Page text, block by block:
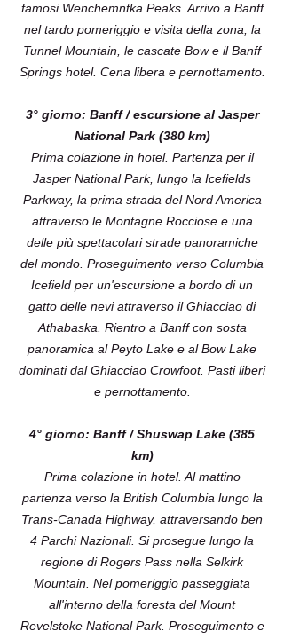
famosi Wenchemntka Peaks. Arrivo a Banff
nel tardo pomeriggio e visita della zona, la
Tunnel Mountain, le cascate Bow e il Banff
Springs hotel. Cena libera e pernottamento.
3° giorno: Banff / escursione al Jasper
National Park (380 km)
Prima colazione in hotel. Partenza per il
Jasper National Park, lungo la Icefields
Parkway, la prima strada del Nord America
attraverso le Montagne Rocciose e una
delle più spettacolari strade panoramiche
del mondo. Proseguimento verso Columbia
Icefield per un'escursione a bordo di un
gatto delle nevi attraverso il Ghiacciao di
Athabaska. Rientro a Banff con sosta
panoramica al Peyto Lake e al Bow Lake
dominati dal Ghiacciao Crowfoot. Pasti liberi
e pernottamento.
4° giorno: Banff / Shuswap Lake (385
km)
Prima colazione in hotel. Al mattino
partenza verso la British Columbia lungo la
Trans-Canada Highway, attraversando ben
4 Parchi Nazionali. Si prosegue lungo la
regione di Rogers Pass nella Selkirk
Mountain. Nel pomeriggio passeggiata
all'interno della foresta del Mount
Revelstoke National Park. Proseguimento e